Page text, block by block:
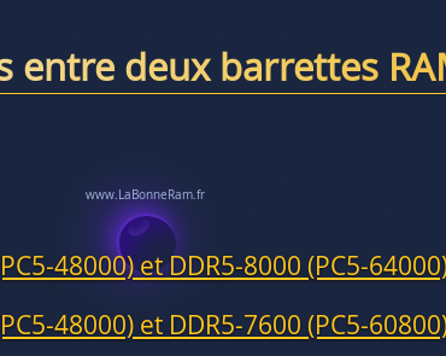
entre deux barrettes
48000) et DDR5-8000 (PC5-
48000) et DDR5-7600 (PC5-